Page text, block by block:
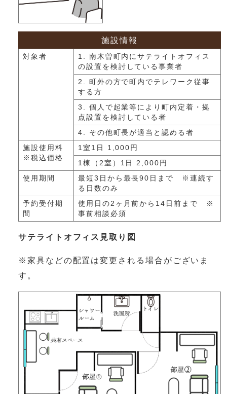
施設情報
対象者
1. 南木曽町内にサテライトオフィス
の設置を検討している事業者
2. 町外の方で町内でテレワーク従事
する方
3. 個人で起業等により町内定着・拠
点設置を検討している者
4. その他町長が適当と認める者
施設使用料
※税込価格
1室1日 1,000円
1棟（2室）1日 2,000円
使用期間
最短3日から最長90日まで ※連続す
る日数のみ
予約受付期
間
使用日の2ヶ月前から14日前まで ※
事前相談必須
サテライトオフィス見取り図
※家具などの配置は変更される場合がございま
す。